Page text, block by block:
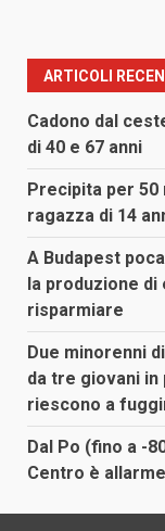
ARTICOLI
Cadono dal
di 40 e 67 anni
Precipita per
ragazza di 14
A Budapest
la produzione
risparmiare
Due minorenni
da tre giovani in
riescono a
Dal Po (fino a -
Centro è